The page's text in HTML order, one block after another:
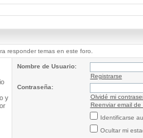
responder temas en este foro.
y
Nombre de Usuario:
Registrarse
Contraseña:
Olvidé mi
Reenviar email de
Identificarse
Ocultar mi